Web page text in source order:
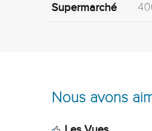
Supermarché
Nous avons